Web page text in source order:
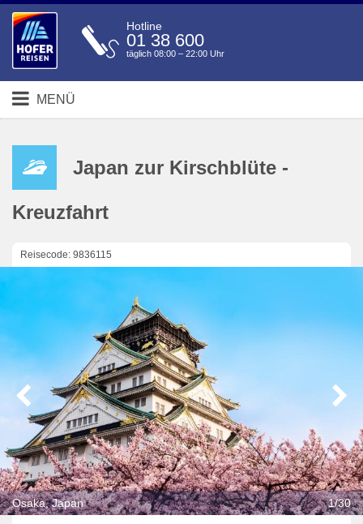
Hotline
01 38 600
täglich 08:00 – 22:00 Uhr
MENÜ
Japan zur Kirschblüte -
Kreuzfahrt
Reisecode: 9836115
Osaka, Japan 1/30